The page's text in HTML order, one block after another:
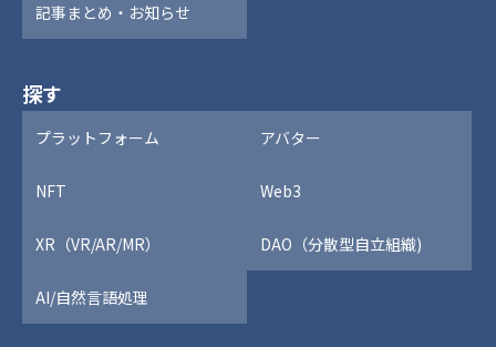
記事まとめ・お知らせ
探す
プラットフォーム アバター
NFT Web3
XR（VR/AR/MR） DAO（分散型自立組織)
AI/自然言語処理